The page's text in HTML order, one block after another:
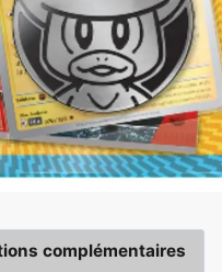
complémentaires